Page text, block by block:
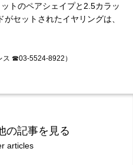
トのペアシェイプと2.5カラッ
セットされたイヤリングは、
ス ☎03-5524-8922）
の記事を見る
articles